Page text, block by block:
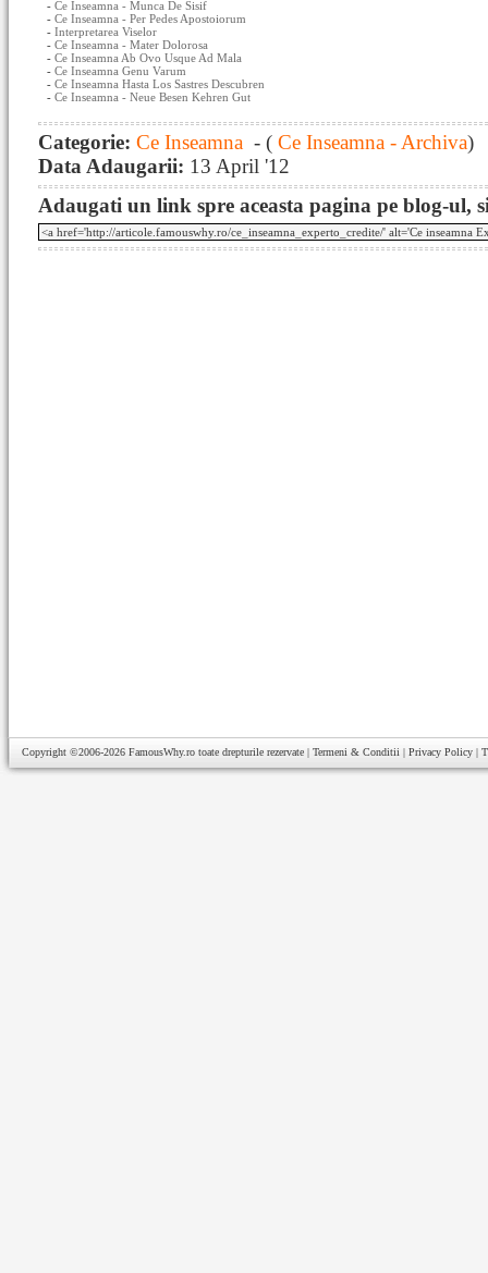
- Ce Inseamna - Munca De Sisif
- Ce Inseamna - Per Pedes Apostoiorum
- Interpretarea Viselor
- Ce Inseamna - Mater Dolorosa
- Ce Inseamna Ab Ovo Usque Ad Mala
- Ce Inseamna Genu Varum
- Ce Inseamna Hasta Los Sastres Descubren
- Ce Inseamna - Neue Besen Kehren Gut
Categorie: Ce Inseamna - ( Ce Inseamna - Archiva)
Data Adaugarii: 13 April '12
Adaugati un link spre aceasta pagina pe blog-ul,
Copyright ©2006-2026 FamousWhy.ro toate drepturile rezervate | Termeni & Conditii | Privacy Policy |